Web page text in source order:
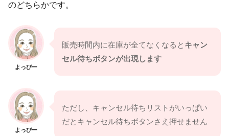
のどちらかです。
よっぴー
販売時間内に在庫が全てなくなると キャン
セル待ちボタンが出現します
よっぴー
ただし、キャンセル待ちリストがいっぱい
だとキャンセル待ちボタンさえ押せません